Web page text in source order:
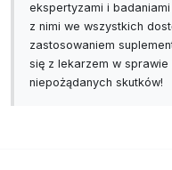
Reaktor Activstar
oczyszcza do 90
wymienny reaktor
000 litrów
ekspertyzami i
z nimi we wszystkich
zastosowaniem
się z lekarzem w
niepożądanych skutków!